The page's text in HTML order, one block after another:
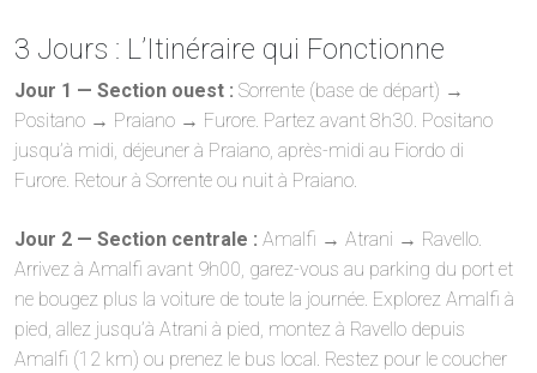
3 Jours : L’Itinéraire qui Fonctionne
Jour 1 — Section ouest : Sorrente (base de départ) →
Positano → Praiano → Furore. Partez avant 8h30. Positano
jusqu’à midi, déjeuner à Praiano, après-midi au Fiordo di
Furore. Retour à Sorrente ou nuit à Praiano.
Jour 2 — Section centrale : Amalfi → Atrani → Ravello.
Arrivez à Amalfi avant 9h00, garez-vous au parking du port et
ne bougez plus la voiture de toute la journée. Explorez Amalfi à
pied, allez jusqu’à Atrani à pied, montez à Ravello depuis
Amalfi (12 km) ou prenez le bus local. Restez pour le coucher